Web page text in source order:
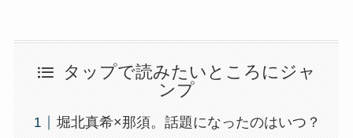
タップで読みたいところにジャ
ンプ
堀北真希×那須。話題になったのはいつ？